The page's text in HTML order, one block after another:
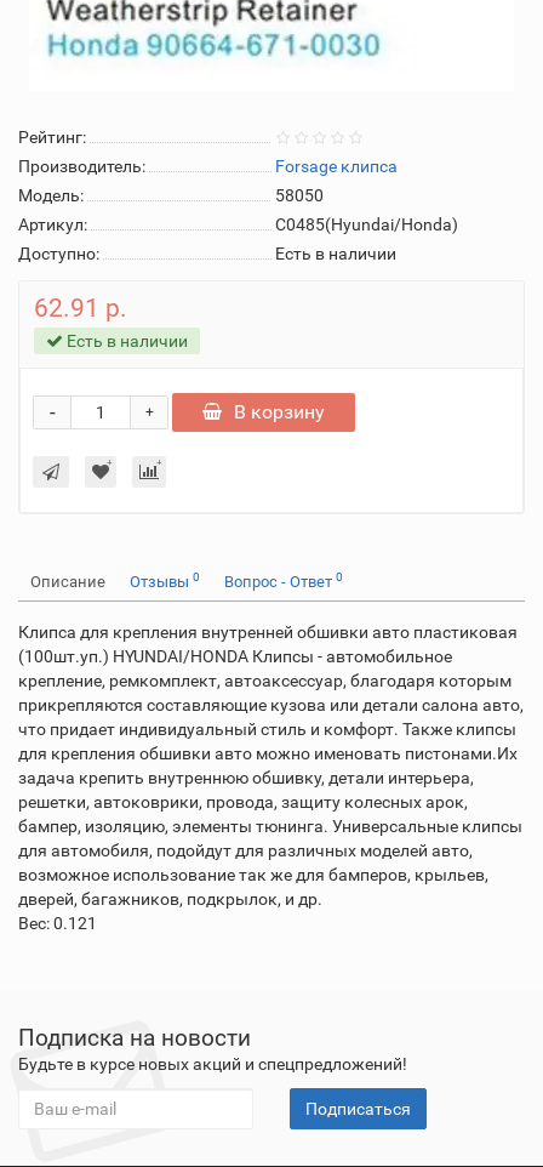
Рейтинг:
Производитель:
Forsage клипса
Модель:
58050
Артикул:
C0485(Hyundai/Honda)
Доступно:
Есть в наличии
62.91 р.
Есть в наличии
+
- В корзину
Описание Отзывы 0 Вопрос - Ответ 0
Клипса для крепления внутренней обшивки авто пластиковая
(100шт.уп.) HYUNDAI/HONDA Клипсы - автомобильное
крепление, ремкомплект, автоаксессуар, благодаря которым
прикрепляются составляющие кузова или детали салона авто,
что придает индивидуальный стиль и комфорт. Также клипсы
для крепления обшивки авто можно именовать пистонами.Их
задача крепить внутреннюю обшивку, детали интерьера,
решетки, автоковрики, провода, защиту колесных арок,
бампер, изоляцию, элементы тюнинга. Универсальные клипсы
для автомобиля, подойдут для различных моделей авто,
возможное использование так же для бамперов, крыльев,
дверей, багажников, подкрылок, и др.
Вес: 0.121
Подписка на новости
Будьте в курсе новых акций и спецпредложений!
Подписаться